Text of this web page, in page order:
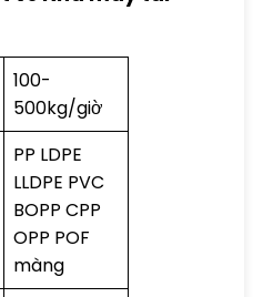
100-
500kg/giờ
PP LDPE
LLDPE PVC
BOPP CPP
OPP POF
màng